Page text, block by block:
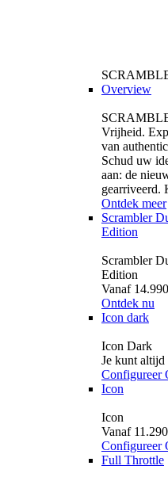
Overview
Vrijheid.
van
Schud uw
aan: de
gearriveerd.
Ontdek meer
Scrambler
Edition
Scrambler
Edition
Vanaf
Ontdek nu
Icon dark
Icon Dark
Je kunt altijd
Configureer
Icon
Icon
Vanaf
Configureer
Full Throttle